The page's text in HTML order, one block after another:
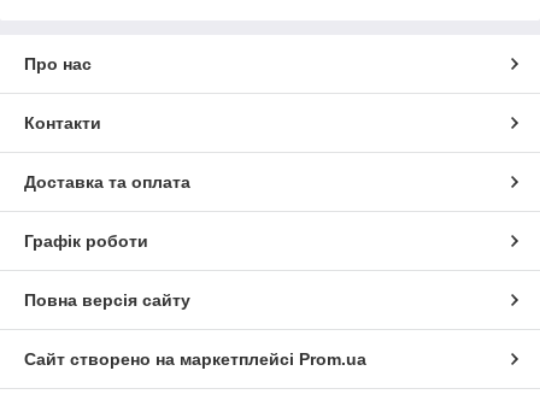
Про нас
Контакти
Доставка та оплата
Графік роботи
Повна версія сайту
Сайт створено на маркетплейсі Prom.ua